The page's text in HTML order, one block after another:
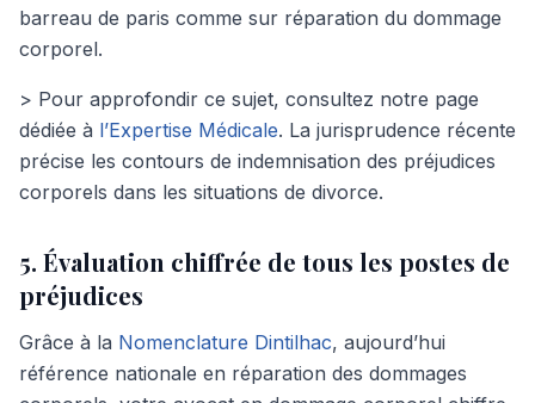
barreau de paris comme sur réparation du dommage
corporel.
> Pour approfondir ce sujet, consultez notre page
dédiée à l’Expertise Médicale. La jurisprudence récente
précise les contours de indemnisation des préjudices
corporels dans les situations de divorce.
5. Évaluation chiffrée de tous les postes de
préjudices
Grâce à la Nomenclature Dintilhac, aujourd’hui
référence nationale en réparation des dommages